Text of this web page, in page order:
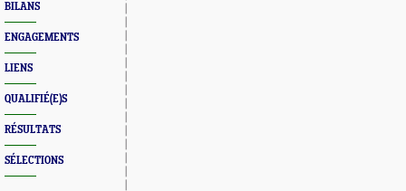
BILANS
ENGAGEMENTS
LIENS
QUALIFIÉ(E)S
RÉSULTATS
SÉLECTIONS